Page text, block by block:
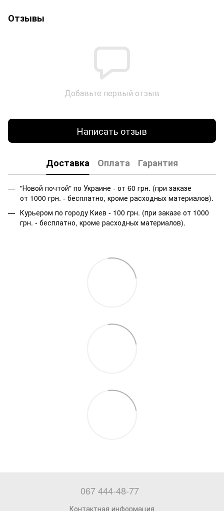
Отзывы
Добавьте первый отзыв
Написать отзыв
Доставка Оплата Гарантия
"Новой почтой" по Украине - от 60 грн. (при заказе
от 1000 грн. - бесплатно, кроме расходных материалов).
Курьером по городу Киев - 100 грн. (при заказе от 1000
грн. - бесплатно, кроме расходных материалов).
067 444-48-77
Контактная информация